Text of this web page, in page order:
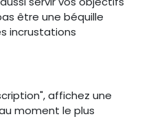
être une béquille
incrustations
affichez une
moment le plus